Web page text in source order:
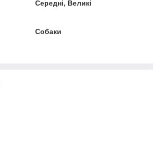
Середні, Великі
Собаки